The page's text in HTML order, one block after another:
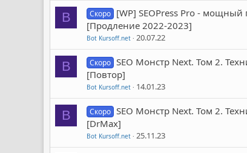
B Скоро [WP] SEOPress Pro -
[Продление 2022-2023]
Bot Kursoff.net 20.07.22
B Скоро SEO Монстр Next. Том 2.
[Повтор]
Bot Kursoff.net 14.01.23
B Скоро SEO Монстр Next. Том 2.
[DrMax]
Bot Kursoff.net 25.11.23